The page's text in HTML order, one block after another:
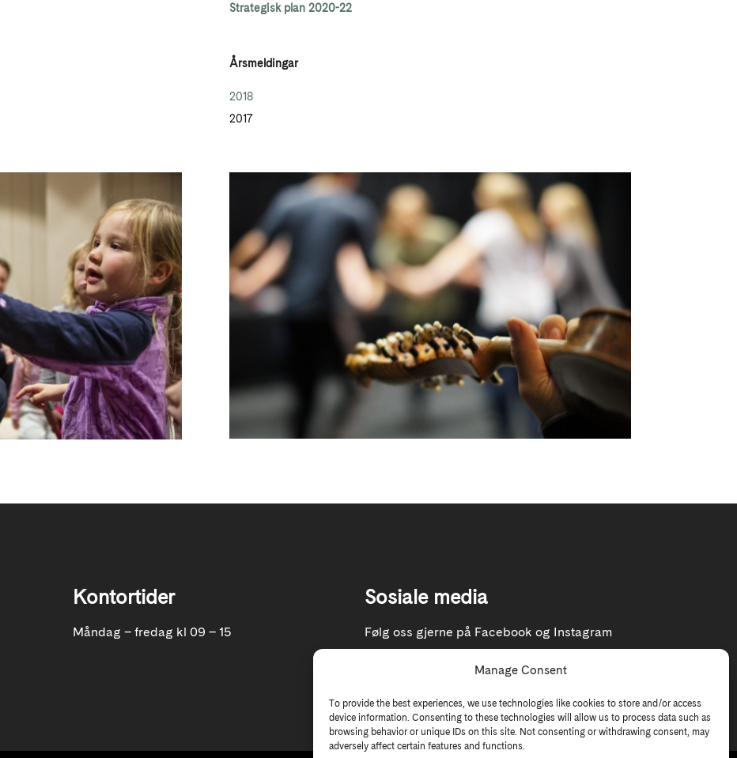
Manage Consent
To provide the best experiences, we use technologies like cookies to store and/or access
device information. Consenting to these technologies will allow us to process data such as
browsing behavior or unique IDs on this site. Not consenting or withdrawing consent, may
adversely affect certain features and functions.
Strategisk plan 2020-22
Årsmeldingar
2018
2017
Kontortider
Måndag – fredag kl 09 – 15
Sosiale media
Følg oss gjerne på Facebook og Instagram